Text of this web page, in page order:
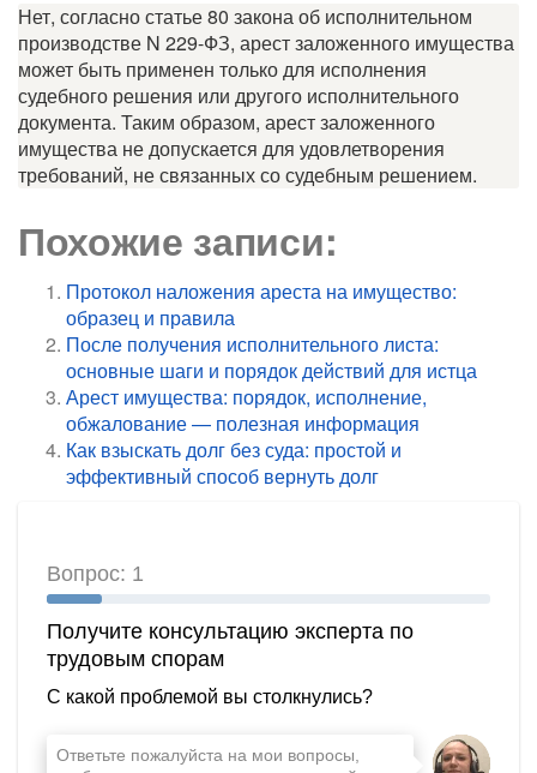
Нет, согласно статье 80 закона об исполнительном
производстве N 229-ФЗ, арест заложенного имущества
может быть применен только для исполнения
судебного решения или другого исполнительного
документа. Таким образом, арест заложенного
имущества не допускается для удовлетворения
требований, не связанных со судебным решением.
Похожие записи:
Протокол наложения ареста на имущество:
образец и правила
После получения исполнительного листа:
основные шаги и порядок действий для истца
Арест имущества: порядок, исполнение,
обжалование — полезная информация
Как взыскать долг без суда: простой и
эффективный способ вернуть долг